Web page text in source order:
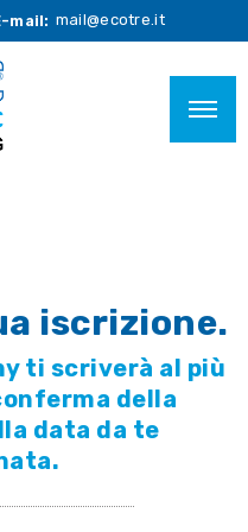
mail: mail@ecotre.it
iscrizione.
ti scriverà al più
della
data da te